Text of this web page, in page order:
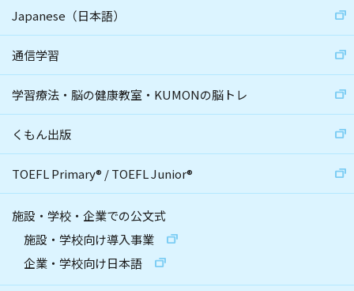
Japanese（日本語）
通信学習
学習療法・脳の健康教室・KUMONの脳トレ
くもん出版
TOEFL Primary® /TOEFL Junior®
施設・学校・企業での公文式
施設・学校向け導入事業
企業・学校向け日本語